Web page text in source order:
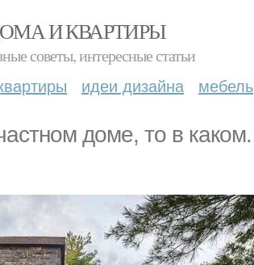
И КВАРТИРЫ
советы, интересные статьи
идеи дизайна мебель
доме, то в каком.